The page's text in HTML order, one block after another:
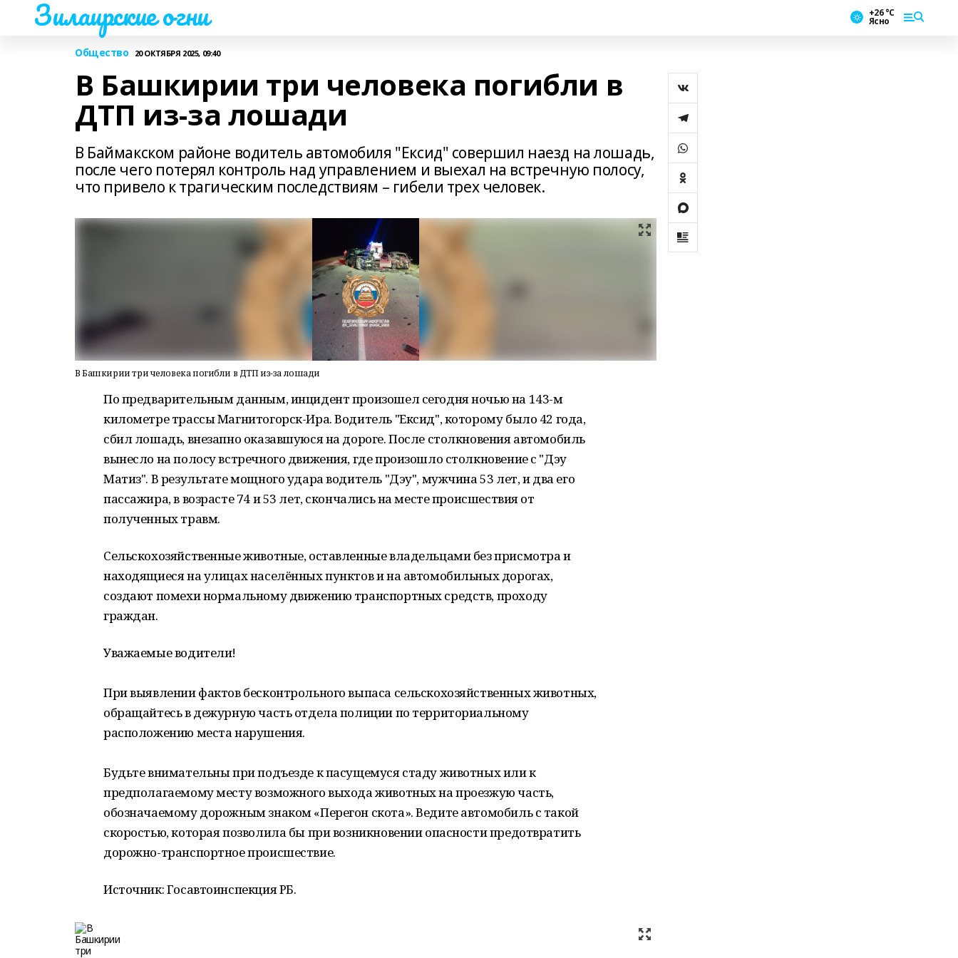
Зилаирские огни +26 °С
Ясно
Общество 20 ОКТЯБРЯ 2025, 09:40
В Башкирии три человека погибли в
ДТП из-за лошади
В Баймакском районе водитель автомобиля "Eксид" совершил наезд на лошадь,
после чего потерял контроль над управлением и выехал на встречную полосу,
что привело к трагическим последствиям – гибели трех человек.
В Башкирии три человека погибли в ДТП из-за лошади
По предварительным данным, инцидент произошел сегодня ночью на 143-м
километре трассы Магнитогорск-Ира. Водитель "Ексид", которому было 42 года,
сбил лошадь, внезапно оказавшуюся на дороге. После столкновения автомобиль
вынесло на полосу встречного движения, где произошло столкновение с "Дэу
Матиз". В результате мощного удара водитель "Дэу", мужчина 53 лет, и два его
пассажира, в возрасте 74 и 53 лет, скончались на месте происшествия от
полученных травм.
Сельскохозяйственные животные, оставленные владельцами без присмотра и
находящиеся на улицах населённых пунктов и на автомобильных дорогах,
создают помехи нормальному движению транспортных средств, проходу
граждан.
Уважаемые водители!
При выявлении фактов бесконтрольного выпаса сельскохозяйственных животных,
обращайтесь в дежурную часть отдела полиции по территориальному
расположению места нарушения.
Будьте внимательны при подъезде к пасущемуся стаду животных или к
предполагаемому месту возможного выхода животных на проезжую часть,
обозначаемому дорожным знаком «Перегон скота». Ведите автомобиль с такой
скоростью, которая позволила бы при возникновении опасности предотвратить
дорожно-транспортное происшествие.
Источник: Госавтоинспекция РБ.